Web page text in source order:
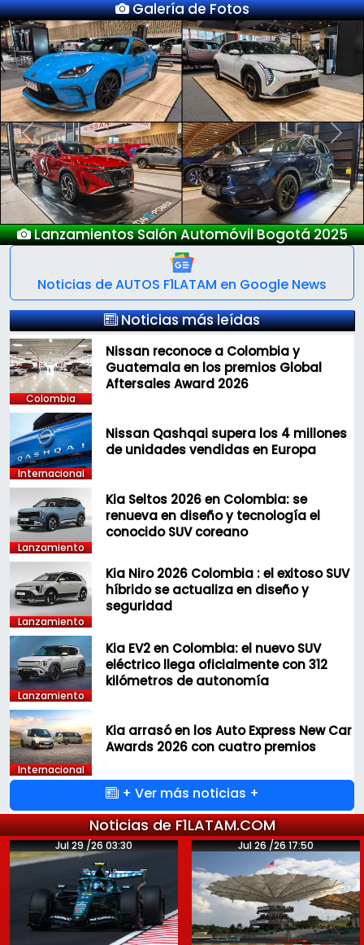
Galería de Fotos
Lanzamientos Salón Automóvil Bogotá 2025
Previous Next
Noticias de AUTOS F1LATAM en Google News
Noticias más leídas
Colombia
Nissan reconoce a Colombia y
Guatemala en los premios Global
Aftersales Award 2026
Internacional
Nissan Qashqai supera los 4 millones
de unidades vendidas en Europa
Lanzamiento
Kia Seltos 2026 en Colombia: se
renueva en diseño y tecnología el
conocido SUV coreano
Lanzamiento
Kia Niro 2026 Colombia : el exitoso SUV
híbrido se actualiza en diseño y
seguridad
Lanzamiento
Kia EV2 en Colombia: el nuevo SUV
eléctrico llega oficialmente con 312
kilómetros de autonomía
Internacional
Kia arrasó en los Auto Express New Car
Awards 2026 con cuatro premios
+ Ver más noticias +
Noticias de F1LATAM.COM
Jul 29 /26 03:30 Jul 26 /26 17:50